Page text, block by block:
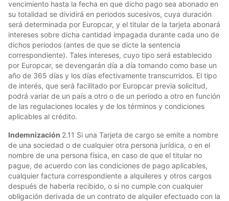
vencimiento hasta la fecha en que dicho pago sea abonado en
su totalidad se dividirá en periodos sucesivos, cuya duración
será determinada por Europcar, y el titular de la tarjeta abonará
intereses sobre dicha cantidad impagada durante cada uno de
dichos periodos (antes de que se dicte la sentencia
correspondiente). Tales intereses, cuyo tipo será establecido
por Europcar, se devengarán día a día tomando como base un
año de 365 días y los días efectivamente transcurridos. El tipo
de interés, que será facilitado por Europcar previa solicitud,
podrá variar de un país a otro o de un periodo a otro en función
de las regulaciones locales y de los términos y condiciones
aplicables al crédito.
Indemnización 2.11 Si una Tarjeta de cargo se emite a nombre
de una sociedad o de cualquier otra persona jurídica, o en el
nombre de una persona física, en caso de que el titular no
pague, de acuerdo con las condiciones de pago aplicables,
cualquier factura correspondiente a alquileres y otros cargos
después de haberla recibido, o si no cumple con cualquier
obligación derivada de un contrato de alquiler efectuado con la